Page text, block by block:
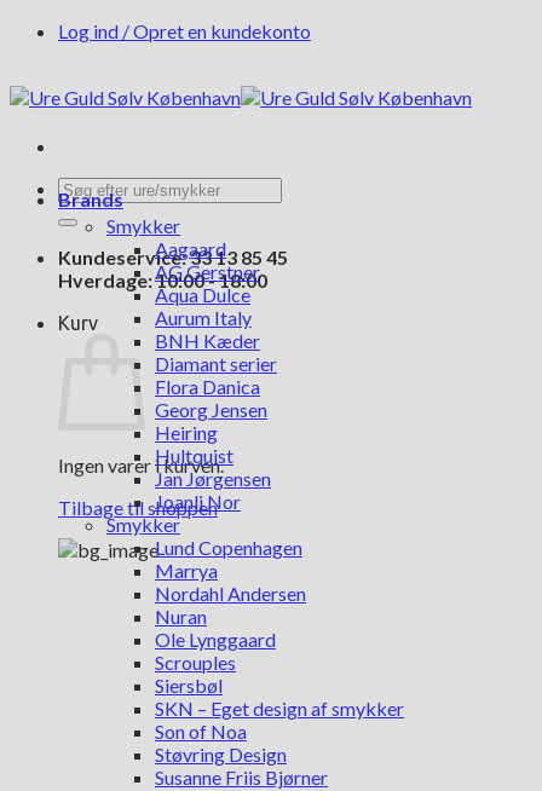
FortsætLog ind / Opret en kundekonto
Søg
efter:
Kundeservice: 33 13 85 45
Hverdage: 10:00 - 18:00
Kurv
Ingen varer i kurven.
Tilbage til shoppen
Brands
Smykker
Aagaard
AG Gerstner
Aqua Dulce
Aurum Italy
BNH Kæder
Diamant serier
Flora Danica
Georg Jensen
Heiring
Hultquist
Jan Jørgensen
Joanli Nor
Smykker
Lund Copenhagen
Marrya
Nordahl Andersen
Nuran
Ole Lynggaard
Scrouples
Siersbøl
SKN – Eget design af smykker
Son of Noa
Støvring Design
Susanne Friis Bjørner